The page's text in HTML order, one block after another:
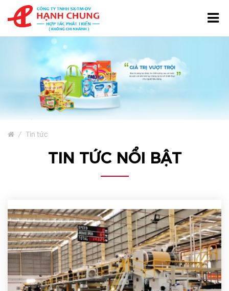
/ Tin tức
TIN TỨC NỔI BẬT
TRANG CHỦ
GIỚI THIỆU
TÚI NƯỚC GIẶT
SẢN PHẨM
Túi Màng Đơn PE, HD, PP
Bao Bì Bánh, Kẹo Các Loại
Túi PA, Túi Zipper, Túi
Nhôm
MÀNG BỌC THỰC PHẨM